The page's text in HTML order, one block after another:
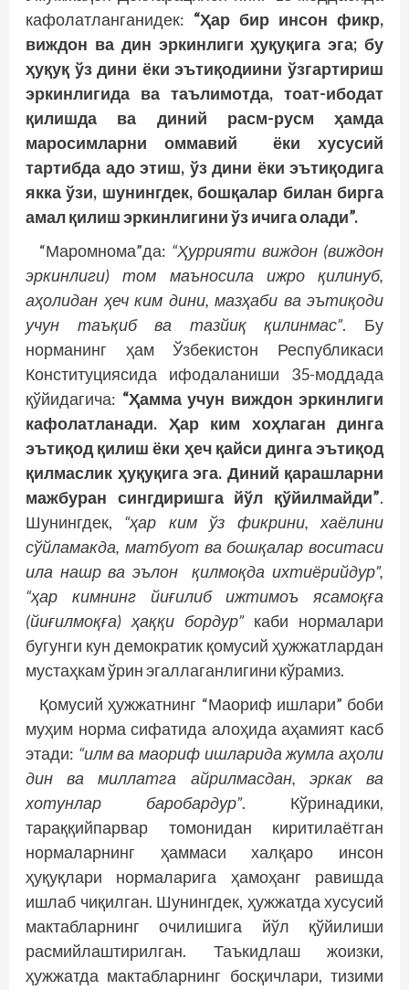
кафолатланганидек: “Ҳар бир инсон фикр,
виждон ва дин эркинлиги ҳуқуқига эга; бу
ҳуқуқ ўз дини ёки эътиқодиини ўзгартириш
эркинлигида ва таълимотда, тоат-ибодат
қилишда ва диний расм-русм ҳамда
маросимларни оммавий ёки хусусий
тартибда адо этиш, ўз дини ёки эътиқодига
якка ўзи, шунингдек, бошқалар билан бирга
амал қилиш эркинлигини ўз ичига олади”.
“Маромнома”да: “Ҳуррияти виждон (виждон
эркинлиги) том маъносила ижро қилинуб,
аҳолидан ҳеч ким дини, мазҳаби ва эътиқоди
учун таъқиб ва тазйиқ қилинмас”. Бу
норманинг ҳам Ўзбекистон Республикаси
Конституциясида ифодаланиши 35-моддада
қўйидагича: “Ҳамма учун виждон эркинлиги
кафолатланади. Ҳар ким хоҳлаган динга
эътиқод қилиш ёки ҳеч қайси динга эътиқод
қилмаслик ҳуқуқига эга. Диний қарашларни
мажбуран сингдиришга йўл қўйилмайди”.
Шунингдек, “ҳар ким ўз фикрини, хаёлини
сўйламакда, матбуот ва бошқалар воситаси
ила нашр ва эълон қилмоқда ихтиёрийдур”,
“ҳар кимнинг йиғилиб ижтимоъ ясамоқға
(йиғилмоқға) ҳаққи бордур” каби нормалари
бугунги кун демократик қомусий ҳужжатлардан
мустаҳкам ўрин эгаллаганлигини кўрамиз.
Қомусий ҳужжатнинг “Маориф ишлари” боби
муҳим норма сифатида алоҳида аҳамият касб
этади: “илм ва маориф ишларида жумла аҳоли
дин ва миллатга айрилмасдан, эркак ва
хотунлар баробардур”. Кўринадики,
тараққийпарвар томонидан киритилаётган
нормаларнинг ҳаммаси халқаро инсон
ҳуқуқлари нормаларига ҳамоҳанг равишда
ишлаб чиқилган. Шунингдек, ҳужжатда хусусий
мактабларнинг очилишига йўл қўйилиши
расмийлаштирилган. Таъкидлаш жоизки,
ҳужжатда мактабларнинг босқичлари, тизими